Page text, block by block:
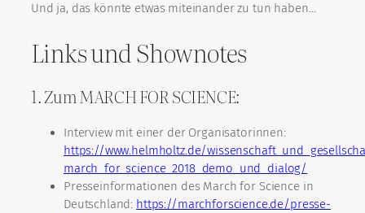
Und ja, das könnte etwas miteinander zu tun haben…
Links und Shownotes
1. Zum MARCH FOR SCIENCE:
Interview mit einer der Organisatorinnen:
https://www.helmholtz.de/
march_for_science_2018_demo_und_dialog/
Presseinformationen des March for Science in
Deutschland: https://marchforscience.de/presse-